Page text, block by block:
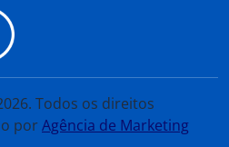
Todos os direitos
porAgência de Marketing